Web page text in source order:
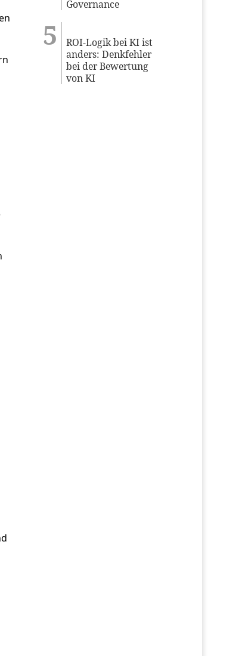
Governance
ROI-Logik bei KI ist
anders: Denkfehler
bei der Bewertung
von KI